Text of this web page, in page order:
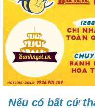
Nếu có bất cứ